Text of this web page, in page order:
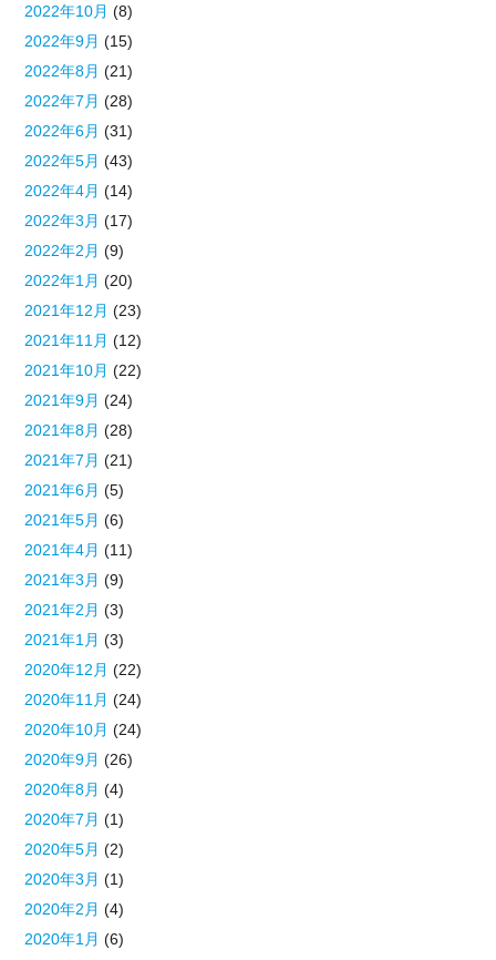
2022年10月 (8)
2022年9月 (15)
2022年8月 (21)
2022年7月 (28)
2022年6月 (31)
2022年5月 (43)
2022年4月 (14)
2022年3月 (17)
2022年2月 (9)
2022年1月 (20)
2021年12月 (23)
2021年11月 (12)
2021年10月 (22)
2021年9月 (24)
2021年8月 (28)
2021年7月 (21)
2021年6月 (5)
2021年5月 (6)
2021年4月 (11)
2021年3月 (9)
2021年2月 (3)
2021年1月 (3)
2020年12月 (22)
2020年11月 (24)
2020年10月 (24)
2020年9月 (26)
2020年8月 (4)
2020年7月 (1)
2020年5月 (2)
2020年3月 (1)
2020年2月 (4)
2020年1月 (6)